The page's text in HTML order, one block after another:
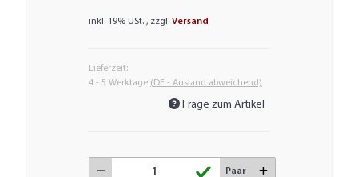
inkl. 19% USt. , zzgl. Versand
Lieferzeit:
4 - 5 Werktage (DE - Ausland abweichend)
Frage zum Artikel
Paar